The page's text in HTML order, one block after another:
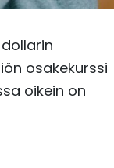
osakekurssi
oikein on